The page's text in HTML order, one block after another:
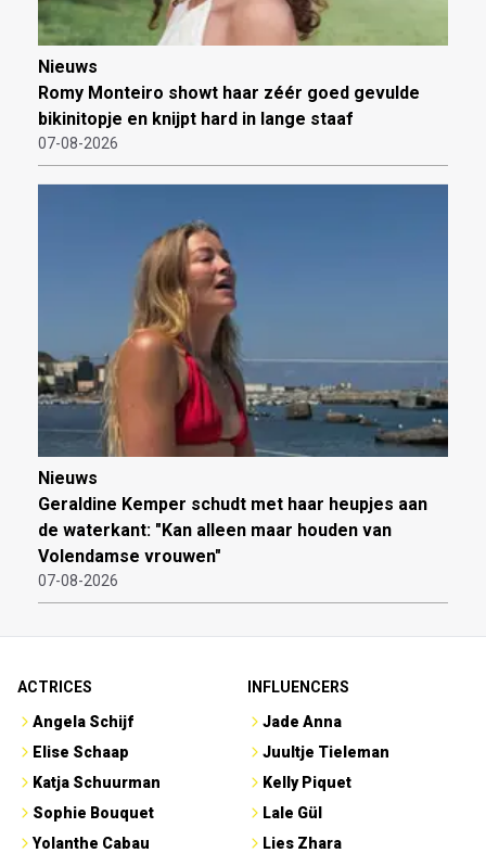
Nieuws
Romy Monteiro showt haar zéér goed gevulde
bikinitopje en knijpt hard in lange staaf
07-08-2026
Nieuws
Geraldine Kemper schudt met haar heupjes aan
de waterkant: "Kan alleen maar houden van
Volendamse vrouwen"
07-08-2026
ACTRICES
Angela Schijf
Elise Schaap
Katja Schuurman
Sophie Bouquet
Yolanthe Cabau
INFLUENCERS
Jade Anna
Juultje Tieleman
Kelly Piquet
Lale Gül
Lies Zhara